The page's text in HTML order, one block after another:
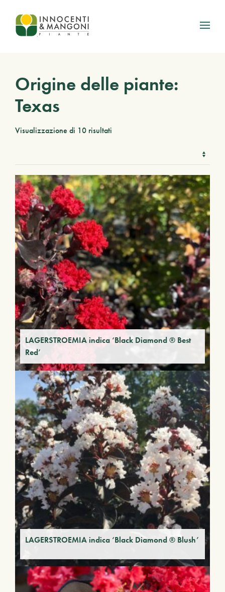
Skip to main content
Origine delle piante:
Texas
Visualizzazione di 10 risultati
LAGERSTROEMIA indica ‘Black Diamond ® Best
Red’
LAGERSTROEMIA indica ‘Black Diamond ® Blush’